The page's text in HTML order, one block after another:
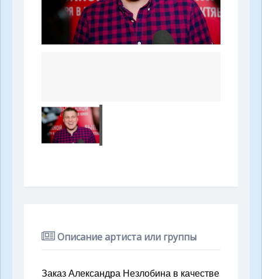
Описание артиста или группы
Заказ Александра Незлобина в качестве